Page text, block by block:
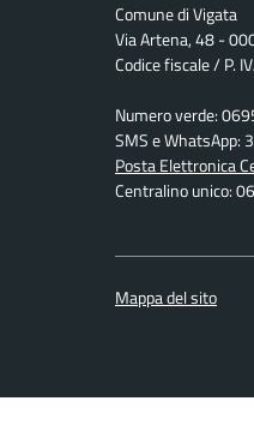
Comune di Vigata
Via Artena, 48 -
Codice fiscale / P.
Numero verde:
SMS e WhatsApp:
Posta Elettronica
Centralino unico:
Mappa del sito